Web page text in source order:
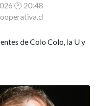
🕐 20:48
de Colo Colo, la U y